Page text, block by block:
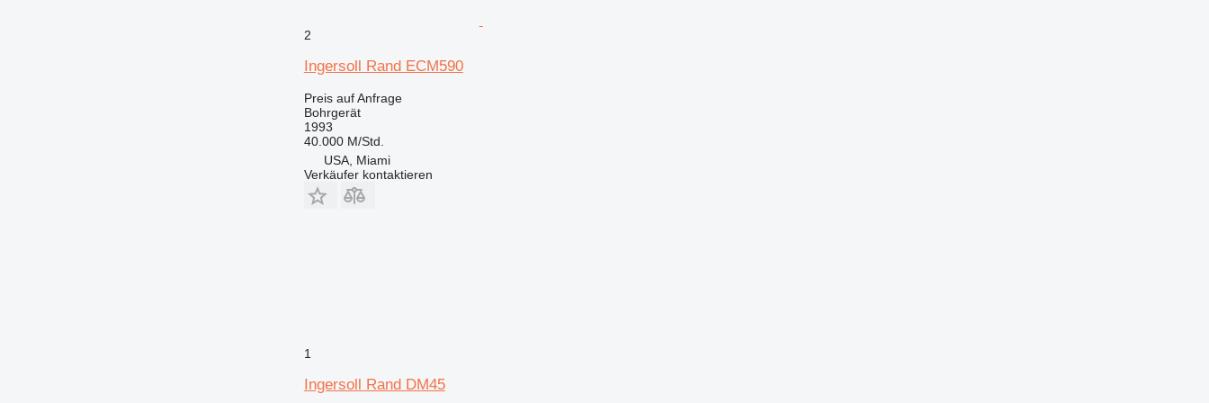
2
Ingersoll Rand ECM590
Preis auf Anfrage
Bohrgerät
1993
40.000 M/Std.
USA, Miami
Verkäufer kontaktieren
1
Ingersoll Rand DM45